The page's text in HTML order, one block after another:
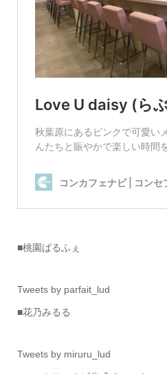
■桃園ぱるふぇ
Tweets by parfait_lud
■花乃みるる
Tweets by miruru_lud